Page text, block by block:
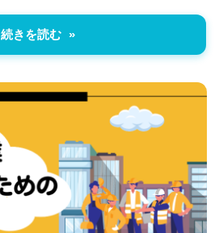
続きを読む